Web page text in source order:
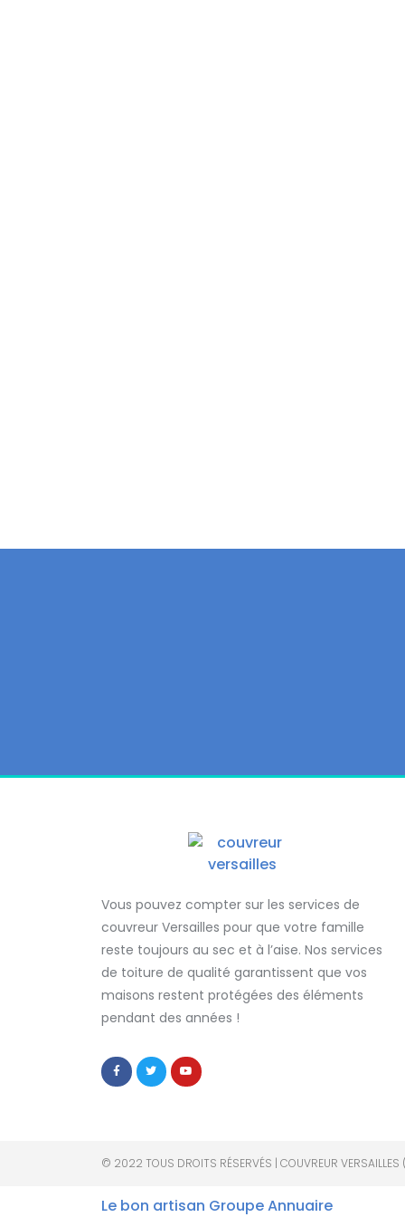
Vous pouvez compter sur les services de
couvreur Versailles pour que votre famille
reste toujours au sec et à l’aise. Nos services
de toiture de qualité garantissent que vos
maisons restent protégées des éléments
pendant des années !
© 2022 TOUS DROITS RÉSERVÉS | COUVREUR
Le bon artisan Groupe Annuaire